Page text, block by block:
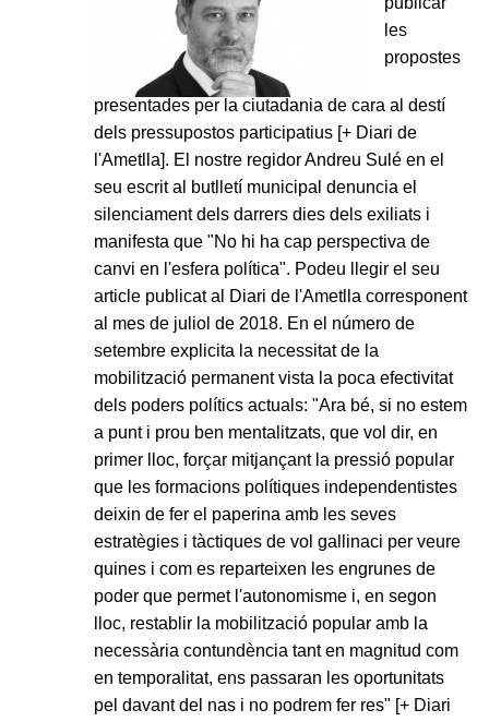
les
propostes
presentades per la ciutadania de cara al destí
dels pressupostos participatius [+ Diari de
l'Ametlla]. El nostre regidor Andreu Sulé en el
seu escrit al butlletí municipal denuncia el
silenciament dels darrers dies dels exiliats i
manifesta que "No hi ha cap perspectiva de
canvi en l'esfera política". Podeu llegir el seu
article publicat al Diari de l'Ametlla corresponent
al mes de juliol de 2018. En el número de
setembre explicita la necessitat de la
mobilització permanent vista la poca efectivitat
dels poders polítics actuals: "Ara bé, si no estem
a punt i prou ben mentalitzats, que vol dir, en
primer lloc, forçar mitjançant la pressió popular
que les formacions polítiques independentistes
deixin de fer el paperina amb les seves
estratègies i tàctiques de vol gallinaci per veure
quines i com es reparteixen les engrunes de
poder que permet l'autonomisme i, en segon
lloc, restablir la mobilització popular amb la
necessària contundència tant en magnitud com
en temporalitat, ens passaran les oportunitats
pel davant del nas i no podrem fer res" [+ Diari